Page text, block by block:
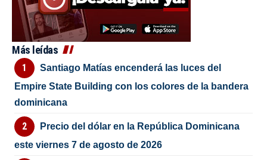
Más leídas
Santiago Matías encenderá las luces del
Empire State Building con los colores de la bandera
dominicana
Precio del dólar en la República Dominicana
este viernes 7 de agosto de 2026